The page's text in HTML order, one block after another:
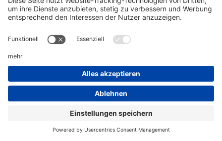
Informationen
Kundenservice
Werkzeug-Eylert GmbH & Co. KG • F.-O.-Schimmel-Str. 3 • 09120 Chemnitz